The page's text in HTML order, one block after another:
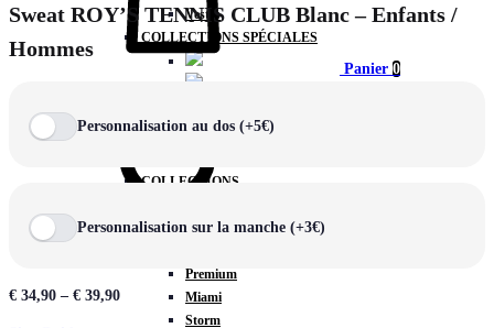
Vestes
COLLECTIONS SPÉCIALES
COLLECTIONS
Rex
Premium
Miami
Storm
Panier 0
Sweat ROY’S TENNIS CLUB Blanc – Enfants /
Hommes
Personnalisation au dos (+5€)
Personnalisation sur la manche (+3€)
€ 34,90 – € 39,90